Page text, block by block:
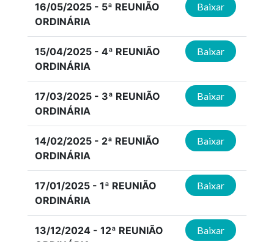
16/05/2025 - 5ª REUNIÃO
ORDINÁRIA
Baixar
15/04/2025 - 4ª REUNIÃO
ORDINÁRIA
Baixar
17/03/2025 - 3ª REUNIÃO
ORDINÁRIA
Baixar
14/02/2025 - 2ª REUNIÃO
ORDINÁRIA
Baixar
17/01/2025 - 1ª REUNIÃO
ORDINÁRIA
Baixar
13/12/2024 - 12ª REUNIÃO
Baixar